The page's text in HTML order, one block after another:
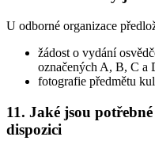
U odborné organizace
žádost o vydání
označených A, B, C a
fotografie předmětu
11. Jaké jsou
dispozici